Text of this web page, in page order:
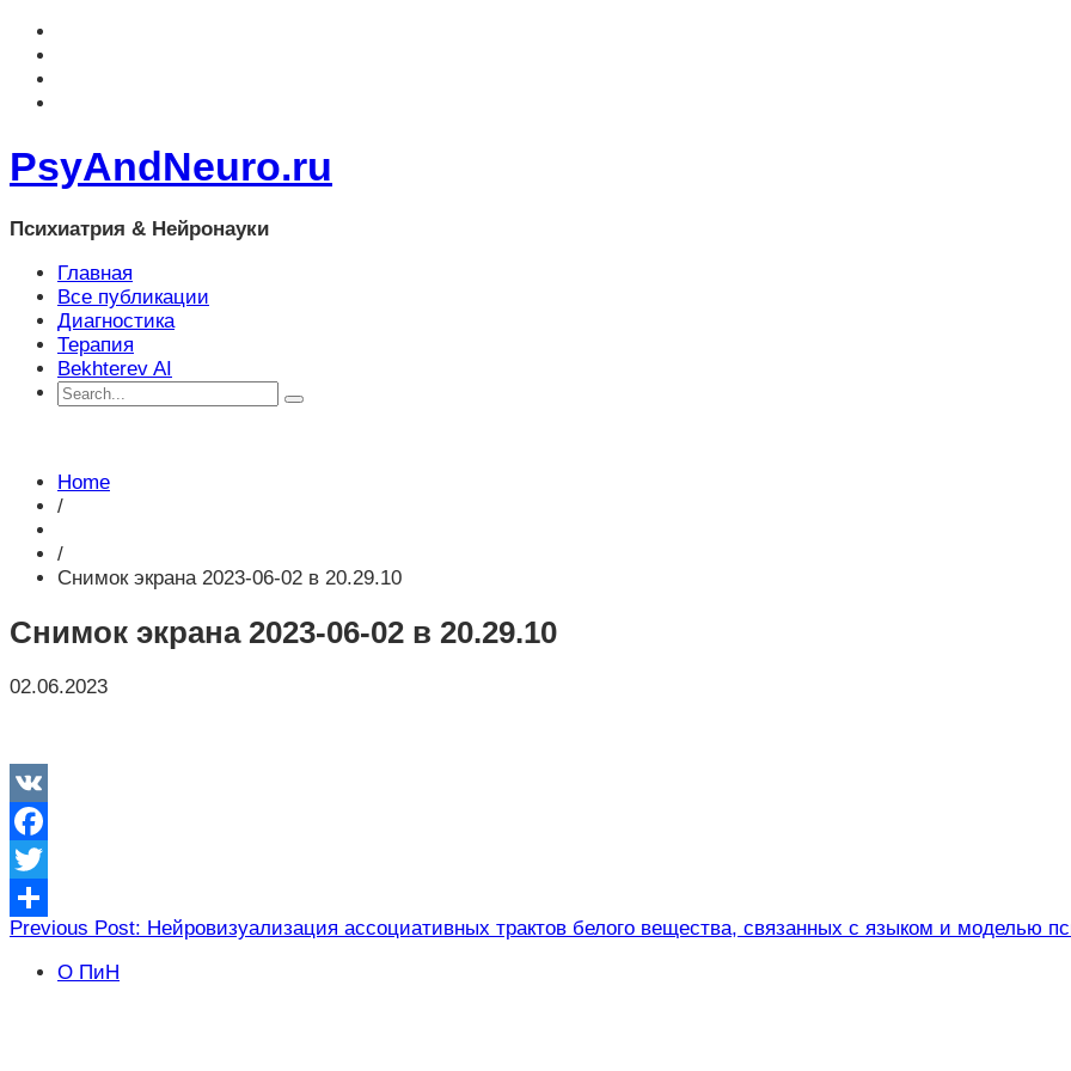
PsyAndNeuro.ru
Психиатрия & Нейронауки
Главная
Все публикации
Диагностика
Терапия
Bekhterev AI
Home
/
/
Снимок экрана 2023-06-02 в 20.29.10
Снимок экрана 2023-06-02 в 20.29.10
02.06.2023
VK
Facebook
Twitter
Отправить
Навигация
по
Previous Post: Нейровизуализация ассоциативных трактов белого вещества, связанных с языком и моделью
О ПиН